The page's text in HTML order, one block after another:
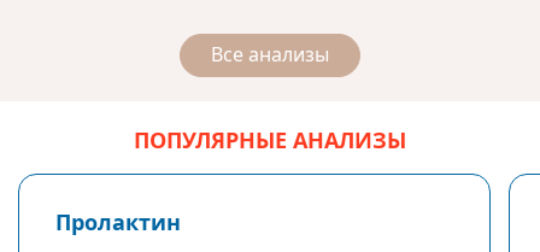
Все анализы
ПОПУЛЯРНЫЕ АНАЛИЗЫ
Пролактин